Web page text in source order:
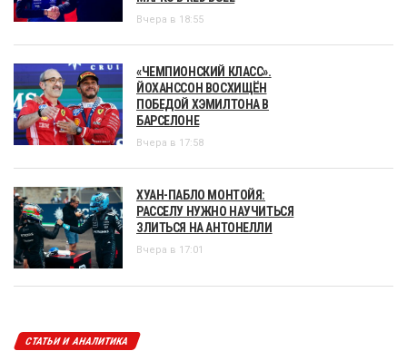
Вчера в 18:55
«ЧЕМПИОНСКИЙ КЛАСС».
ЙОХАНССОН ВОСХИЩЁН
ПОБЕДОЙ ХЭМИЛТОНА В
БАРСЕЛОНЕ
Вчера в 17:58
ХУАН-ПАБЛО МОНТОЙЯ:
РАССЕЛУ НУЖНО НАУЧИТЬСЯ
ЗЛИТЬСЯ НА АНТОНЕЛЛИ
Вчера в 17:01
СТАТЬИ И АНАЛИТИКА